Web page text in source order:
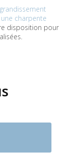
charpente
disposition pour